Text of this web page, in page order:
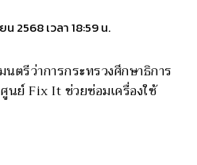
2568 เวลา 18:59 น.
รีว่าการกระทรวงศึกษาธิการ
นย์ Fix It ช่วยซ่อมเครื่องใช้